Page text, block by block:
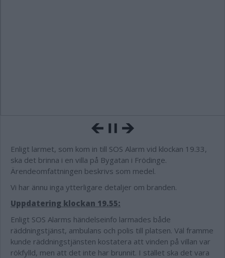
Enligt larmet, som kom in till SOS Alarm vid klockan 19.33,
ska det brinna i en villa på Bygatan i Frödinge.
Ärendeomfattningen beskrivs som medel.
Vi har ännu inga ytterligare detaljer om branden.
Uppdatering klockan 19.55:
Enligt SOS Alarms händelseinfo larmades både
räddningstjänst, ambulans och polis till platsen. Väl framme
kunde räddningstjänsten kostatera att vinden på villan var
rökfylld, men att det inte har brunnit. I stället ska det vara